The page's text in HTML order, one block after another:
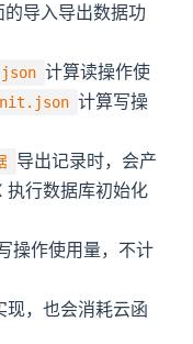
的导入导出数据功
计算读操作使
计算写操
导出记录时，会产
执行数据库初始化
操作使用量，不计
，也会消耗云函